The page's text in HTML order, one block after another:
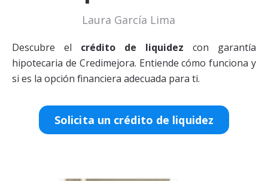
Laura García Lima
Descubre el crédito de liquidez con garantía
hipotecaria de Credimejora. Entiende cómo funciona y
si es la opción financiera adecuada para ti.
Solicita un crédito de liquidez